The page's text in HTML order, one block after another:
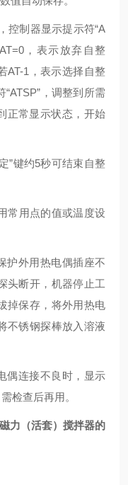
控制器显示提示符“A
，表示放弃自整
AT-1，表示选择自整
，调整到所需
正常显示状态，开始
”键约5秒可结束自整
常用点的值或温度设
护外用热电偶插座不
头断开，机器停止工
掉保存，将外用热电
不锈钢探棒放入溶液
偶连接不良时，显示
检查后再用。
力（活套） 搅拌器的